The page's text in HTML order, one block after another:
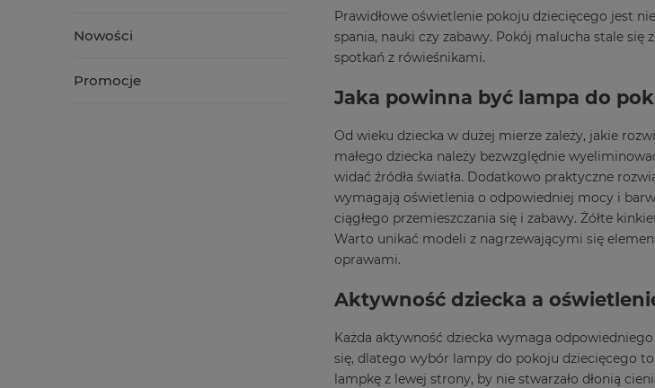
Nowości
Promocje
Prawidłowe oświetlenie pokoju dziecięcego jest
spania, nauki czy zabawy. Pokój malucha stale
spotkań z rówieśnikami.
Jaka powinna być lampa do
Od wieku dziecka w dużej mierze zależy, jakie
małego dziecka należy bezwzględnie
widać źródła światła. Dodatkowo praktyczne
wymagają oświetlenia o odpowiedniej mocy i
ciągłego przemieszczania się i zabawy. Żółte
Warto unikać modeli z nagrzewającymi się
oprawami.
Aktywność dziecka a
Każda aktywność dziecka wymaga
się, dlatego wybór lampy do pokoju dziecięcego
lampkę z lewej strony, by nie stwarzało dłonią